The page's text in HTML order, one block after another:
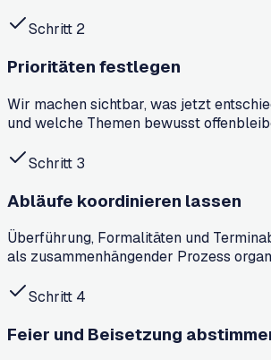
Schritt 2
Prioritäten festlegen
Wir machen sichtbar, was jetzt
und welche Themen bewusst
Schritt 3
Abläufe koordinieren lassen
Überführung, Formalitäten und
als zusammenhängender Prozess
Schritt 4
Feier und Beisetzung